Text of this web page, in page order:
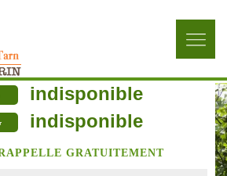
indisponible
indisponible
GRATUITEMENT